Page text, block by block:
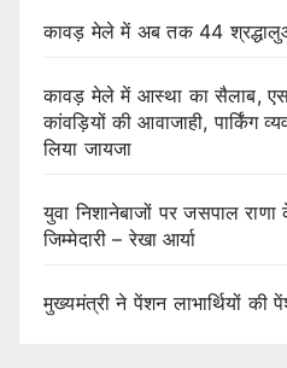
कावड़ मेले में अब तक 44
कावड़ मेले में आस्था का सैलाब,
कांवड़ियों की आवाजाही, पार्किंग
लिया जायजा
युवा निशानेबाजों पर जसपाल
जिम्मेदारी – रेखा आर्या
मुख्यमंत्री ने पेंशन लाभार्थियों की